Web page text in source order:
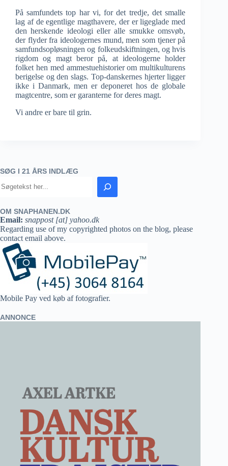
På samfundets top har vi, for det tredje, det smalle
lag af de egentlige magthavere, der er ligeglade med
den herskende ideologi eller alle smukke omsvøb,
der flyder fra ideologernes mund, men som tjener på
samfundsopløsningen og folkeudskiftningen, og hvis
rigdom og magt beror på, at ideologerne holder
folket hen med ammestuehistorier om multikulturens
berigelse og den slags. Top-danskernes hjerter ligger
ikke i Danmark, men er deponeret hos de globale
magtcentre, som er garanterne for deres magt.
Vi andre er bare til grin.
SØG I 21 ÅRS INDLÆG
OM SNAPHANEN.DK
Email: snappost [at] yahoo.dk
Regarding use of my copyrighted photos on the blog, please
contact email above.
Mobile Pay ved køb af fotografier.
ANNONCE